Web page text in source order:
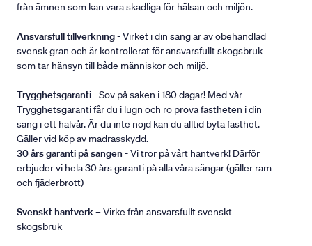
från ämnen som kan vara skadliga för hälsan och miljön.
Ansvarsfull tillverkning- Virket i din säng är av obehandlad
svensk gran och är kontrollerat för ansvarsfullt skogsbruk
som tar hänsyn till både människor och miljö.
Trygghetsgaranti- Sov på saken i 180 dagar! Med vår
Trygghetsgaranti får du i lugn och ro prova fastheten i din
säng i ett halvår. Är du inte nöjd kan du alltid byta fasthet.
Gäller vid köp av madrasskydd.
30 års garanti på sängen - Vi tror på vårt hantverk! Därför
erbjuder vi hela 30 års garanti på alla våra sängar (gäller ram
och fjäderbrott)
Svenskt hantverk– Virke från ansvarsfullt svenskt
skogsbruk